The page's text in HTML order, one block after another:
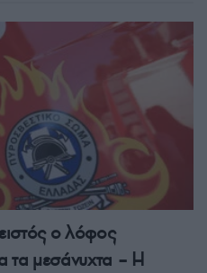
ο λόφος
τα μεσάνυχτα – Η